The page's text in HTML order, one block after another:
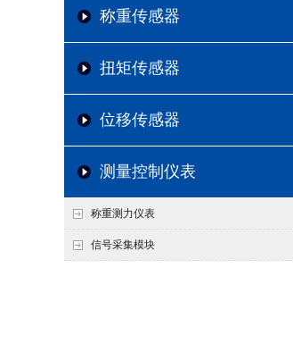
称重传感器
扭矩传感器
位移传感器
测量控制仪表
称重测力仪表
信号采集模块